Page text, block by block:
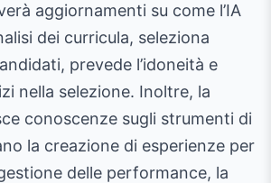
aggiornamenti su come l’IA
dei curricula, seleziona
prevede l’idoneità e
nella selezione. Inoltre, la
conoscenze sugli strumenti di
la creazione di esperienze per
delle performance, la